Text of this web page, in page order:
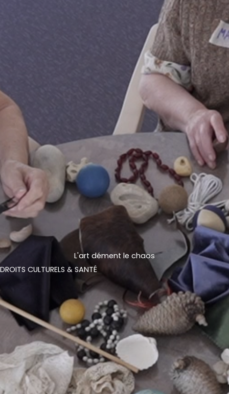
L'art dément le chaos
DROITS CULTURELS & SANTÉ